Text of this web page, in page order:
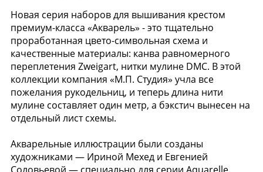
Новая серия наборов для вышивания крестом
премиум-класса «Акварель» - это тщательно
проработанная цвето-символьная схема и
качественные материалы: канва равномерного
переплетения Zweigart, нитки мулине DMC. В этой
коллекции компания «М.П. Студия» учла все
пожелания рукодельниц, и теперь длина нити
мулине составляет один метр, а бэкстич вынесен на
отдельный лист схемы.
Акварельные иллюстрации были созданы
художниками — Ириной Мехед и Евгенией